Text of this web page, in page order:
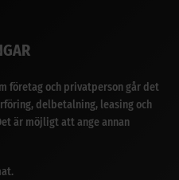
företag och privatperson går det
delbetalning, leasing och
är möjligt att ange annan